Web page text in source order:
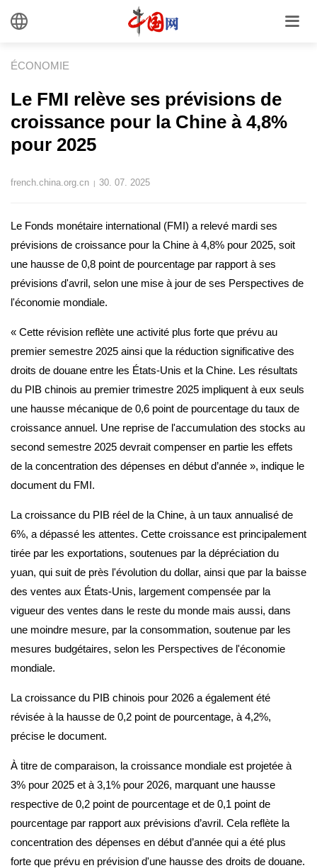
ÉCONOMIE
Le FMI relève ses prévisions de
croissance pour la Chine à 4,8%
pour 2025
french.china.org.cn | 30. 07. 2025
Le Fonds monétaire international (FMI) a relevé mardi ses
prévisions de croissance pour la Chine à 4,8% pour 2025, soit
une hausse de 0,8 point de pourcentage par rapport à ses
prévisions d'avril, selon une mise à jour de ses Perspectives de
l'économie mondiale.
« Cette révision reflète une activité plus forte que prévu au
premier semestre 2025 ainsi que la réduction significative des
droits de douane entre les États-Unis et la Chine. Les résultats
du PIB chinois au premier trimestre 2025 impliquent à eux seuls
une hausse mécanique de 0,6 point de pourcentage du taux de
croissance annuel. Une reprise de l'accumulation des stocks au
second semestre 2025 devrait compenser en partie les effets
de la concentration des dépenses en début d’année », indique le
document du FMI.
La croissance du PIB réel de la Chine, à un taux annualisé de
6%, a dépassé les attentes. Cette croissance est principalement
tirée par les exportations, soutenues par la dépréciation du
yuan, qui suit de près l'évolution du dollar, ainsi que par la baisse
des ventes aux États-Unis, largement compensée par la
vigueur des ventes dans le reste du monde mais aussi, dans
une moindre mesure, par la consommation, soutenue par les
mesures budgétaires, selon les Perspectives de l'économie
mondiale.
La croissance du PIB chinois pour 2026 a également été
révisée à la hausse de 0,2 point de pourcentage, à 4,2%,
précise le document.
À titre de comparaison, la croissance mondiale est projetée à
3% pour 2025 et à 3,1% pour 2026, marquant une hausse
respective de 0,2 point de pourcentage et de 0,1 point de
pourcentage par rapport aux prévisions d’avril. Cela reflète la
concentration des dépenses en début d’année qui a été plus
forte que prévu en prévision d'une hausse des droits de douane.